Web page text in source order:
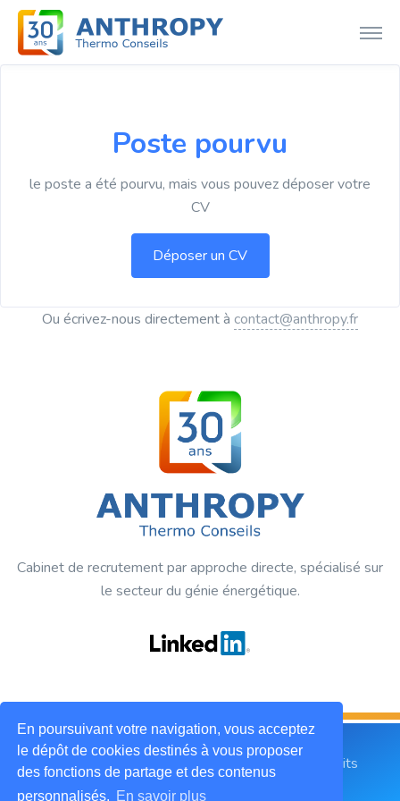
En poursuivant votre navigation, vous acceptez
le dépôt de cookies destinés à vous proposer
des fonctions de partage et des contenus
personnalisés. En savoir plus
Poste pourvu
le poste a été pourvu, mais vous pouvez déposer votre
CV
Ou écrivez-nous directement à contact@anthropy.fr
Cabinet de recrutement par approche directe, spécialisé sur
le secteur du génie énergétique.
2019 © ANTHROPY Thermo Conseils. Tous droits
réservés.